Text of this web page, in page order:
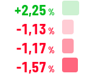
+2,25 %
-1,13 %
-1,17 %
-1,57 %